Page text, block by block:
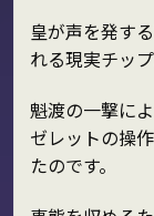
皇が声を発す
れる現実チップ
魁渡の一撃に
ゼレットの操
たのです。